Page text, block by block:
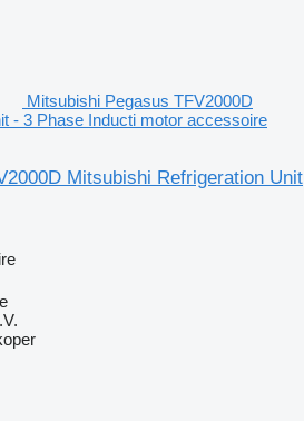
Mitsubishi Pegasus TFV2000D
- 3 Phase Inducti motor accessoire
Mitsubishi Refrigeration Unit